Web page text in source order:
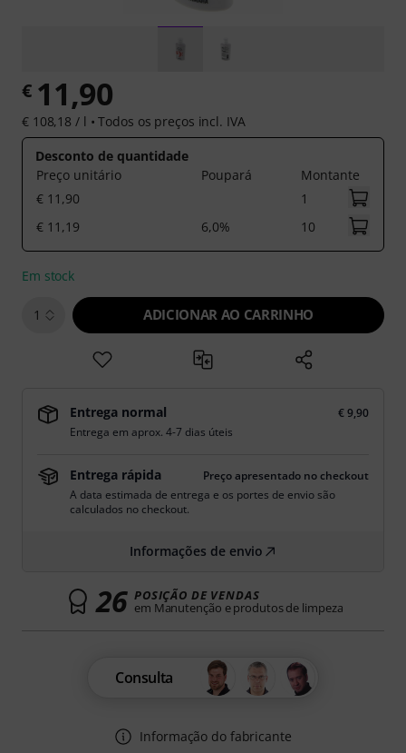
€ 11,90
€ 108,18 / l • Todos os preços incl. IVA
Desconto de quantidade
Preço unitário
Poupará
Montante
€ 11,90
1
€ 11,19
6,0% 10
Em stock
1 ADICIONAR AO CARRINHO
Entrega normal
€ 9,90
Entrega em aprox. 4-7 dias úteis
Entrega rápida
Preço apresentado no checkout
A data estimada de entrega e os portes de envio são
calculados no checkout.
Informações de envio
26 POSIÇÃO DE VENDAS
em Manutenção e produtos de limpeza
Consulta
Informação do fabricante